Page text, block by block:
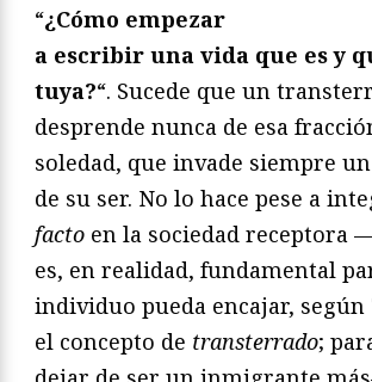
“¿Cómo empezar
a escribir una vida que es y
tuya?“. Sucede que un
desprende nunca de esa
soledad, que invade siempre
de su ser. No lo hace pese a
facto en la sociedad receptora
es, en realidad, fundamental
individuo pueda encajar,
el concepto de transterrado;